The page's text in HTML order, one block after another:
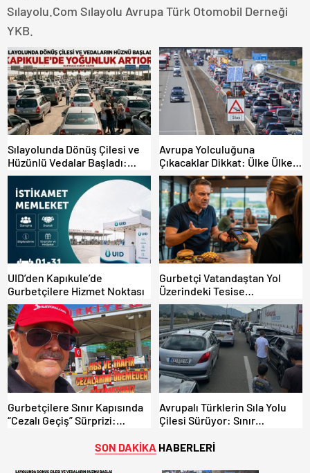
Sılayolu.Com Sılayolu Avrupa Türk Otomobil Derneği
YKB.
Sılayolunda Dönüş Çilesi ve
Hüzünlü Vedalar Başladı:
Kapıkule’de Yoğunluk Artıyor!
Avrupa Yolculuğuna
Çıkacaklar Dikkat: Ülke Ülke
Güncel Trafik Kuralları,
Avrupa Otoyol Hız Limitleri
UID’den Kapıkule’de
Gurbetçilere Hizmet Noktası
Gurbetçi Vatandaştan Yol
Üzerindeki Tesise
Dolandırıcılık İddiası:
“Hesabınızı Mutlaka Kontrol
Edin”
Gurbetçilere Sınır Kapısında
“Cezalı Geçiş” Sürprizi:
Avrupalı Türklerin Sıla Yolu
Çilesi Sürüyor: Sınır
Bekleyiş
SON DAKİKA HABERLERİ